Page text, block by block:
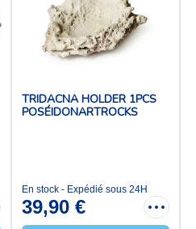
TRIDACNA HOLDER 1PCS
POSÉIDONARTROCKS
En stock - Expédié sous 24H
39,90 €